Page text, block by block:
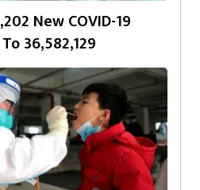
New COVID-19
36,582,129